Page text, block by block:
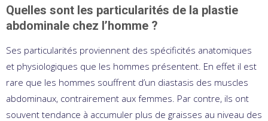
Quelles sont les particularités de la plastie
abdominale chez l’homme ?
Ses particularités proviennent des spécificités anatomiques
et physiologiques que les hommes présentent. En effet il est
rare que les hommes souffrent d’un diastasis des muscles
abdominaux, contrairement aux femmes. Par contre, ils ont
souvent tendance à accumuler plus de graisses au niveau des